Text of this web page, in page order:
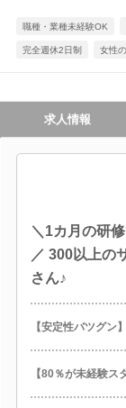
職種・業種未経験OK
完全週休2日制 女性
求人情報
＼1カ月の研
／ 300以上の
さん♪
【安定性バツグン
【80％が未経験ス